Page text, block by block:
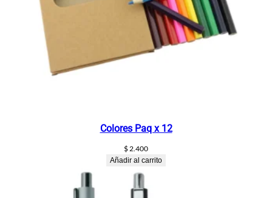
Colores Paq x 12
$2.400
Añadir al carrito